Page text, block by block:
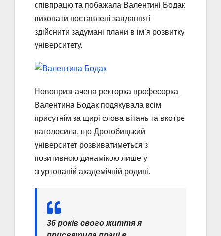
співпрацю та побажала Валентині Бодак
виконати поставлені завдання і
здійснити задумані плани в ім’я розвитку
університету.
Новопризначена ректорка професорка
Валентина Бодак подякувала всім
присутнім за щирі слова вітань та вкотре
наголосила, що Дрогобицький
університет розвиватиметься з
позитивною динамікою лише у
згуртованій академічній родині.
36 років свого життя я